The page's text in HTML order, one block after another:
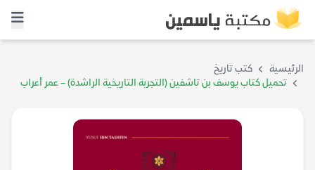
الرئيسية
كتب تاريخ
تحميل كتاب يوسف بن تاشفين (التجربة التاريخية الراشدة) – عمر أعراب